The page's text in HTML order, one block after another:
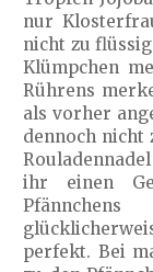
nur
nicht zu
Klümpchen
Rührens
als vorher
dennoch nicht
ihr einen
perfekt. Bei